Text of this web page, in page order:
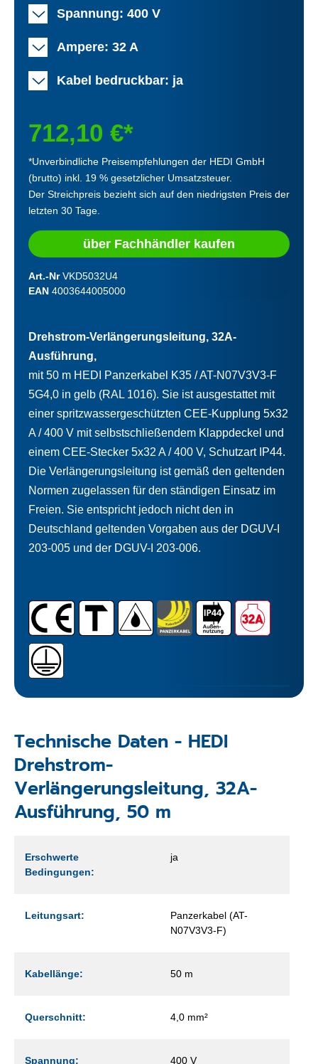
Spannung: 400 V
Ampere: 32 A
Kabel bedruckbar: ja
712,10 €*
*Unverbindliche Preisempfehlungen der HEDI GmbH
(brutto) inkl. 19 % gesetzlicher Umsatzsteuer.
Der Streichpreis bezieht sich auf den niedrigsten Preis der
letzten 30 Tage.
über Fachhändler kaufen
Art.-NrVKD5032U4
EAN 4003644005000
Drehstrom-Verlängerungsleitung, 32A-
Ausführung,
mit 50 m HEDI Panzerkabel K35 / AT-N07V3V3-F
5G4,0 in gelb (RAL 1016). Sie ist ausgestattet mit
einer spritzwassergeschützten CEE-Kupplung 5x32
A / 400 V mit selbstschließendem Klappdeckel und
einem CEE-Stecker 5x32 A / 400 V, Schutzart IP44.
Die Verlängerungsleitung ist gemäß den geltenden
Normen zugelassen für den ständigen Einsatz im
Freien. Sie entspricht jedoch nicht den in
Deutschland geltenden Vorgaben aus der DGUV-I
203-005 und der DGUV-I 203-006.
Technische Daten - HEDI
Drehstrom-
Verlängerungsleitung, 32A-
Ausführung, 50 m
Erschwerte
Bedingungen:
ja
Leitungsart:
Panzerkabel (AT-
N07V3V3-F)
Kabellänge: 50 m
Querschnitt: 4,0 mm²
Spannung: 400 V